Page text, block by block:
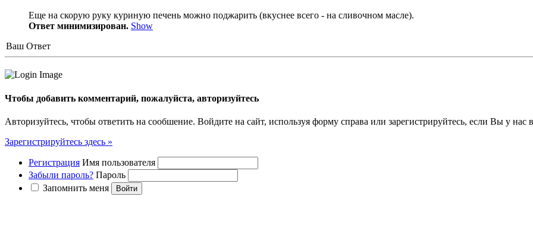
Еще на скорую руку куриную печень можно поджарить (вкуснее всего - на сливочном масле).
Ответ минимизирован. Show
Ваш Ответ
Чтобы добавить комментарий, пожалуйста, авторизуйтесь
Авторизуйтесь, чтобы ответить на сообшение. Войдите на сайт, используя форму справа или зарегистрируйтесь, если Вы у нас
Зарегистрируйтесь здесь »
Регистрация Имя пользователя
Забыли пароль? Пароль
Запомнить меня